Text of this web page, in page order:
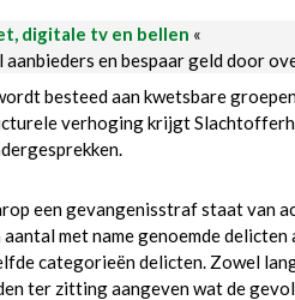
digitale tv en bellen «
en bespaar geld door
besteed aan kwetsbare
verhoging krijgt
een gevangenisstraf staat van
met name genoemde
categorieën delicten. Zowel
ter zitting aangeven wat de